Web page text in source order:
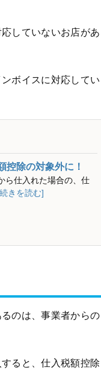
していないお店があ
ボイスに対応してい
控除の対象外に！
ら仕入れた場合の、仕
きを読む]
のは、事業者からの
ると、仕入税額控除